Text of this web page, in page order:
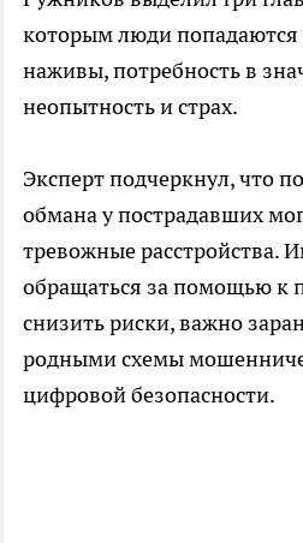
которым люди попадаются
наживы, потребность в
неопытность и страх.
Эксперт подчеркнул, что
обмана у пострадавших
тревожные расстройства.
обращаться за помощью к
снизить риски, важно
родными схемы
цифровой безопасности.